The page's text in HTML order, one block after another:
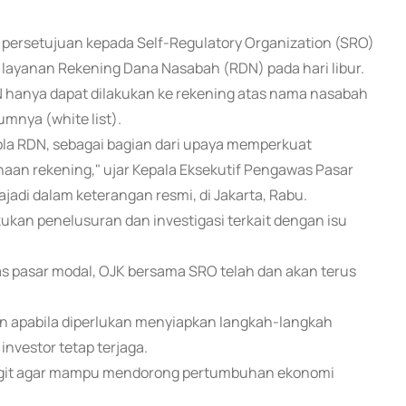
kepada Self-Regulatory Organization (SRO)
Rekening Dana Nasabah (RDN) pada hari libur.
dapat dilakukan ke rekening atas nama nasabah
(white list).
RDN, sebagai bagian dari upaya memperkuat
rekening," ujar Kepala Eksekutif Pengawas Pasar
dalam keterangan resmi, di Jakarta, Rabu.
penelusuran dan investigasi terkait dengan isu
modal, OJK bersama SRO telah dan akan terus
apabila diperlukan menyiapkan langkah-langkah
tetap terjaga.
agar mampu mendorong pertumbuhan ekonomi